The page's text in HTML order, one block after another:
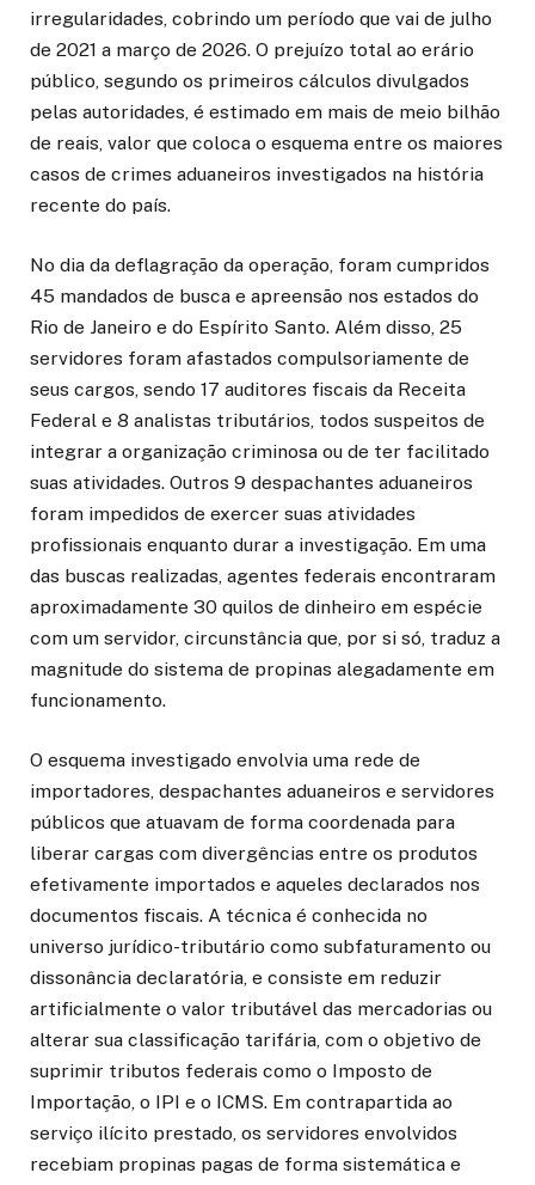
irregularidades, cobrindo um período que vai de julho
de 2021 a março de 2026. O prejuízo total ao erário
público, segundo os primeiros cálculos divulgados
pelas autoridades, é estimado em mais de meio bilhão
de reais, valor que coloca o esquema entre os maiores
casos de crimes aduaneiros investigados na história
recente do país.
No dia da deflagração da operação, foram cumpridos
45 mandados de busca e apreensão nos estados do
Rio de Janeiro e do Espírito Santo. Além disso, 25
servidores foram afastados compulsoriamente de
seus cargos, sendo 17 auditores fiscais da Receita
Federal e 8 analistas tributários, todos suspeitos de
integrar a organização criminosa ou de ter facilitado
suas atividades. Outros 9 despachantes aduaneiros
foram impedidos de exercer suas atividades
profissionais enquanto durar a investigação. Em uma
das buscas realizadas, agentes federais encontraram
aproximadamente 30 quilos de dinheiro em espécie
com um servidor, circunstância que, por si só, traduz a
magnitude do sistema de propinas alegadamente em
funcionamento.
O esquema investigado envolvia uma rede de
importadores, despachantes aduaneiros e servidores
públicos que atuavam de forma coordenada para
liberar cargas com divergências entre os produtos
efetivamente importados e aqueles declarados nos
documentos fiscais. A técnica é conhecida no
universo jurídico-tributário como subfaturamento ou
dissonância declaratória, e consiste em reduzir
artificialmente o valor tributável das mercadorias ou
alterar sua classificação tarifária, com o objetivo de
suprimir tributos federais como o Imposto de
Importação, o IPI e o ICMS. Em contrapartida ao
serviço ilícito prestado, os servidores envolvidos
recebiam propinas pagas de forma sistemática e